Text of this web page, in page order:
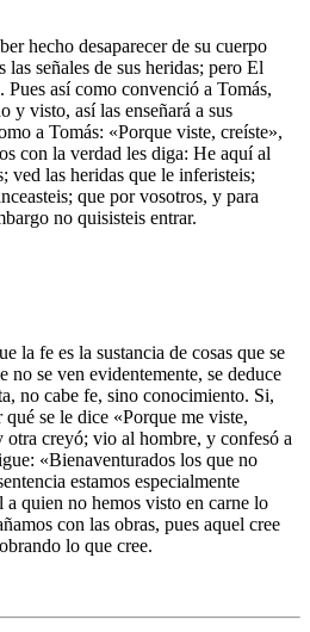
hecho desaparecer de su cuerpo
señales de sus heridas; pero El
Pues así como convenció a Tomás,
y visto, así las enseñará a sus
a Tomás: «Porque viste, creíste»,
con la verdad les diga: He aquí al
ved las heridas que le inferisteis;
que por vosotros, y para
no quisisteis entrar.
la fe es la sustancia de cosas que se
no se ven evidentemente, se deduce
no cabe fe, sino conocimiento. Si,
se le dice «Porque me viste,
otra creyó; vio al hombre, y confesó a
«Bienaventurados los que no
estamos especialmente
quien no hemos visto en carne lo
con las obras, pues aquel cree
lo que cree.